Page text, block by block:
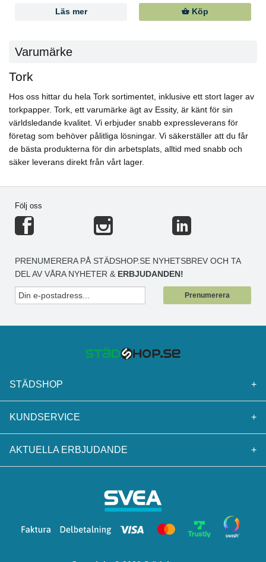
Läs mer Köp
Varumärke
Tork
Hos oss hittar du hela Tork sortimentet, inklusive ett stort lager av
torkpapper. Tork, ett varumärke ägt av Essity, är känt för sin
världsledande kvalitet. Vi erbjuder snabb expressleverans för
företag som behöver pålitliga lösningar. Vi säkerställer att du får
de bästa produkterna för din arbetsplats, alltid med snabb och
säker leverans direkt från vårt lager.
Följ oss
PRENUMERERA PÅ STÄDSHOP.SE NYHETSBREV OCH TA
DEL AV VÅRA NYHETER & ERBJUDANDEN!
Prenumerera
STÄDSHOP +
KUNDSERVICE +
AKTUELLA ERBJUDANDE +